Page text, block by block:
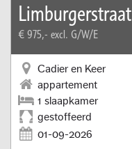
Limburgerstraat
€ 975,- excl. G/W/E
Cadier en Keer
appartement
1 slaapkamer
gestoffeerd
01-09-2026